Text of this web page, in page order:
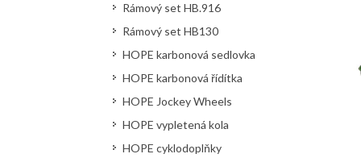
Rámový set HB.916
Rámový set HB130
HOPE karbonová sedlovka
HOPE karbonová řídítka
HOPE Jockey Wheels
HOPE vypletená kola
HOPE cyklodoplňky